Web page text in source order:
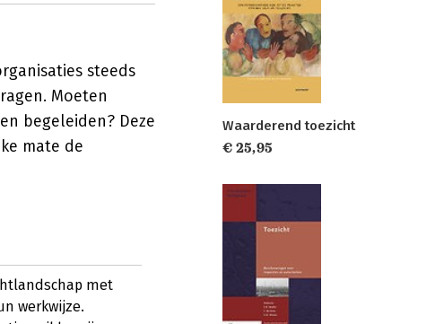
steeds
Moeten
begeleiden? Deze
mate de
met
werkwijze.
Waarderend toezicht
€ 25,95